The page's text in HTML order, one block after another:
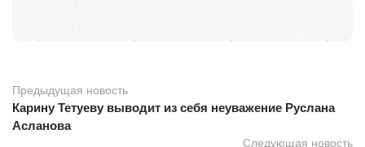
Предыдущая новость
Карину Тетуеву выводит из себя неуважение Руслана
Асланова
Следующая новость